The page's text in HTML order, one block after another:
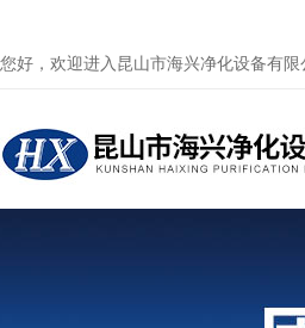
您好，欢迎进入昆山市海兴净化设备有限